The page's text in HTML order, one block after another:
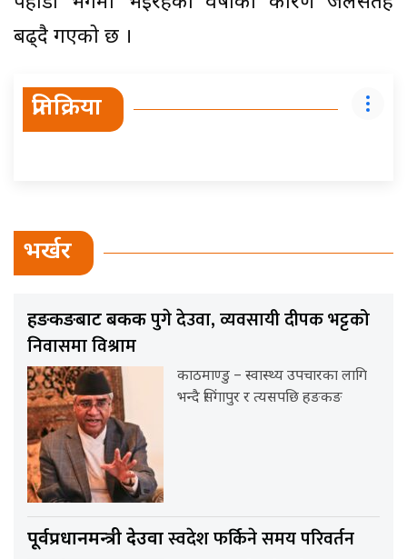
बढ्दै गएको छ ।
प्रतिक्रिया
भर्खर
हङकङबाट बैंककपुगे देउवा, व्यवसायी दीपक भट्टको
निवासमा विश्राम
काठमाण्डु – स्वास्थ्य उपचारका लागि
भन्दै सिंगापुर र त्यसपछि हङकङ
पूर्वप्रधानमन्त्री देउवास्वदेश फर्किने समय परिवर्तन